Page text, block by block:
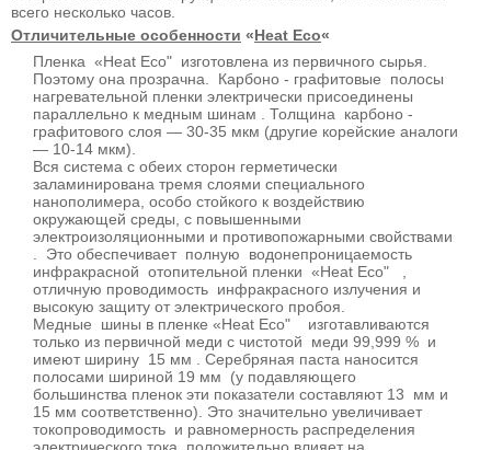
всего несколько часов.
Отличительные особенности «Heat Eco«
Пленка «Heat Eco" изготовлена из первичного сырья.
Поэтому она прозрачна. Карбоно - графитовые полосы
нагревательной пленки электрически присоединены
параллельно к медным шинам . Толщина карбоно -
графитового слоя — 30-35 мкм (другие корейские аналоги
— 10-14 мкм).
Вся система с обеих сторон герметически
заламинирована тремя слоями специального
нанополимера, особо стойкого к воздействию
окружающей среды, с повышенными
электроизоляционными и противопожарными свойствами
. Это обеспечивает полную водонепроницаемость
инфракрасной отопительной пленки «Heat Eco" ,
отличную проводимость инфракрасного излучения и
высокую защиту от электрического пробоя.
Медные шины в пленке «Heat Eco" изготавливаются
только из первичной меди с чистотой меди 99,999 % и
имеют ширину 15 мм . Серебряная паста наносится
полосами шириной 19 мм (у подавляющего
большинства пленок эти показатели составляют 13 мм и
15 мм соответственно). Это значительно увеличивает
токопроводимость и равномерность распределения